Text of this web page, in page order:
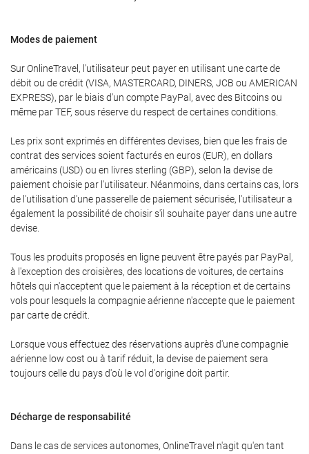
Modes de paiement
Sur OnlineTravel, l'utilisateur peut payer en utilisant une carte de
débit ou de crédit (VISA, MASTERCARD, DINERS, JCB ou AMERICAN
EXPRESS), par le biais d'un compte PayPal, avec des Bitcoins ou
même par TEF, sous réserve du respect de certaines conditions.
Les prix sont exprimés en différentes devises, bien que les frais de
contrat des services soient facturés en euros (EUR), en dollars
américains (USD) ou en livres sterling (GBP), selon la devise de
paiement choisie par l'utilisateur. Néanmoins, dans certains cas, lors
de l'utilisation d'une passerelle de paiement sécurisée, l'utilisateur a
également la possibilité de choisir s'il souhaite payer dans une autre
devise.
Tous les produits proposés en ligne peuvent être payés par PayPal,
à l'exception des croisières, des locations de voitures, de certains
hôtels qui n'acceptent que le paiement à la réception et de certains
vols pour lesquels la compagnie aérienne n'accepte que le paiement
par carte de crédit.
Lorsque vous effectuez des réservations auprès d'une compagnie
aérienne low cost ou à tarif réduit, la devise de paiement sera
toujours celle du pays d'où le vol d'origine doit partir.
Décharge de responsabilité
Dans le cas de services autonomes, OnlineTravel n'agit qu'en tant